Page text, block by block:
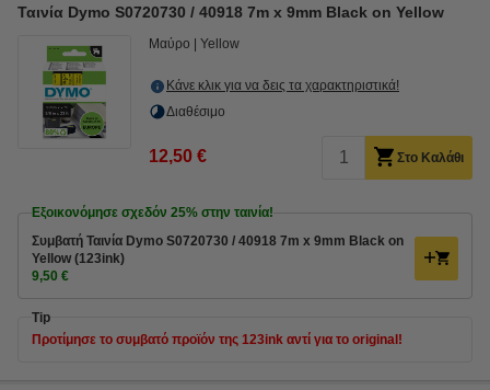
Ταινία Dymo S0720730 / 40918 7m x 9mm Black on Yellow
Μαύρο Yellow
Κάνε κλικ για να δεις τα χαρακτηριστικά!
Διαθέσιμο
12,50 € Στο Καλάθι
Εξοικονόμησε σχεδόν 25% στην ταινία!
Συμβατή Ταινία Dymo S0720730 / 40918 7m x 9mm Black on
Yellow (123ink)
9,50 €
Tip
Προτίμησε το συμβατό προϊόν της 123ink αντί για το original!